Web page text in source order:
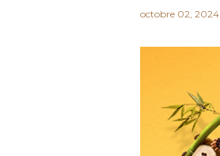
octobre 02, 2024